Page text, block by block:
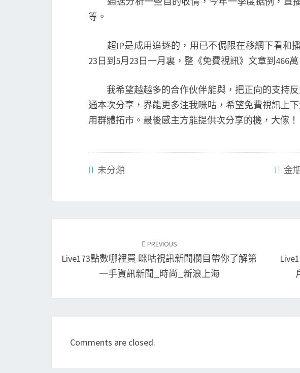
等。
超IP是成用追逐的，用已不侷限在移網下看和播
23日到5月23日一月裏，整《免費視訊》文章到466
我希望越越多的合作伙伴能與，把正向的支持反
通本次分享，界能更多注我咪咕，希望免費視訊上
用群體拓市。最後感主方能提供次分享的機，大傢！
未分類 金
PREVIOUS
Live173點數哪裡買 咪咕視訊新聞欄目帶你了解第
一手資訊新聞_時尚_新浪上海
Comments are closed.